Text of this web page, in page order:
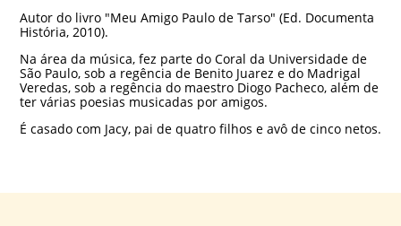
Autor do livro "Meu Amigo Paulo de Tarso" (Ed. Documenta
História, 2010).
Na área da música, fez parte do Coral da Universidade de
São Paulo, sob a regência de Benito Juarez e do Madrigal
Veredas, sob a regência do maestro Diogo Pacheco, além de
ter várias poesias musicadas por amigos.
É casado com Jacy, pai de quatro filhos e avô de cinco netos.